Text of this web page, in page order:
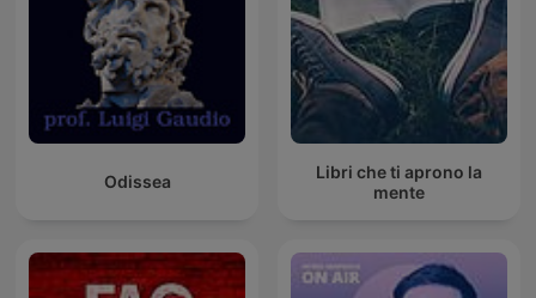
Odissea
Libri che ti aprono la
mente